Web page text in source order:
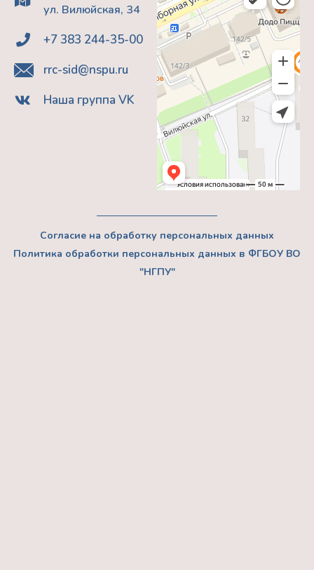
ул. Вилюйская, 34
+7 383 244-35-00
rrc-sid@nspu.ru
Наша группа VK
Согласие на обработку персональных данных
Политика обработки персональных данных в ФГБОУ ВО
"НГПУ"